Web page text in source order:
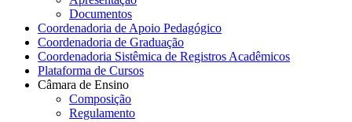
Documentos
Coordenadoria de Apoio Pedagógico
Coordenadoria de Graduação
Coordenadoria Sistêmica de Registros Acadêmicos
Plataforma de Cursos
Câmara de Ensino
Composição
Regulamento